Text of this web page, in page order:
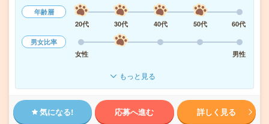
年齢層
20代
30代 40代 50代
60代
男女比率
女性
男性
もっと見る
気になる! 応募へ進む 詳しく見る